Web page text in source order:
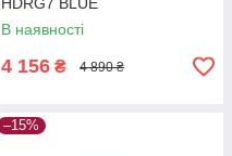
В наявності
4 156 ₴ 4 890 ₴
–15%